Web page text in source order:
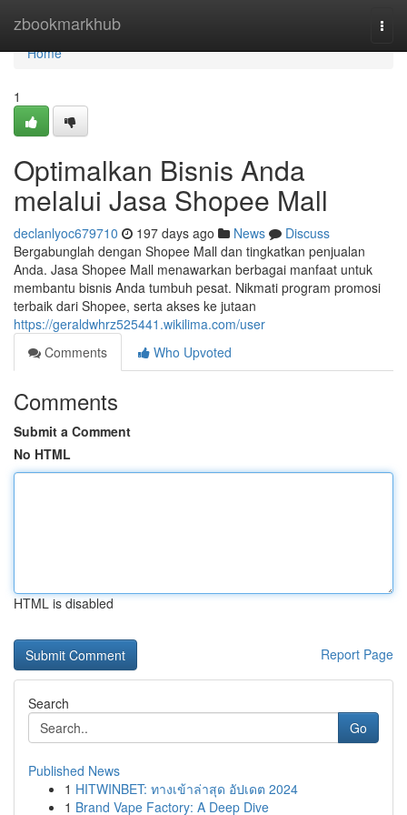
zbookmarkhub
Home
Home
1
Optimalkan Bisnis Anda
melalui Jasa Shopee Mall
declanlyoc679710 197 days ago News
Discuss
Bergabunglah dengan Shopee Mall dan tingkatkan penjualan
Anda. Jasa Shopee Mall menawarkan berbagai manfaat untuk
membantu bisnis Anda tumbuh pesat. Nikmati program promosi
terbaik dari Shopee, serta akses ke jutaan
https://geraldwhrz525441.wikilima.com/user
Comments
Who Upvoted
Comments
Submit a Comment
No HTML
HTML is disabled
Report Page
Search
Go
Published News
1 HITWINBET: ทางเข้าล่าสุด อัปเดต 2024
1 Brand Vape Factory: A Deep Dive